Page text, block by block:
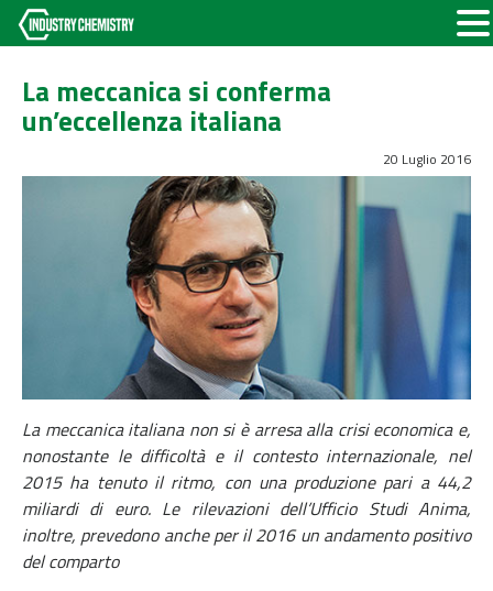
La meccanica si conferma
un’eccellenza italiana
20 Luglio 2016
La meccanica italiana non si è arresa alla crisi economica e,
nonostante le difficoltà e il contesto internazionale, nel
2015 ha tenuto il ritmo, con una produzione pari a 44,2
miliardi di euro. Le rilevazioni dell’Ufficio Studi Anima,
inoltre, prevedono anche per il 2016 un andamento positivo
del comparto